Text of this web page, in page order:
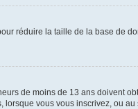
réduire la taille de la base de
de moins de 13 ans doivent
lorsque vous vous inscrivez, ou